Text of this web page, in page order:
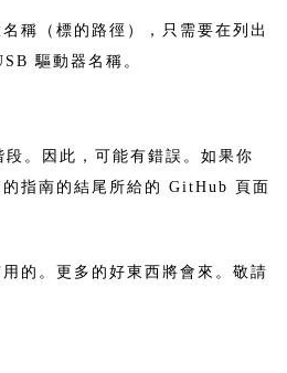
稱（標的路徑），只需要在列出
驅動器名稱。
。因此，可能有錯誤。如果你
指南的結尾所給的 GitHub 頁面
的。更多的好東西將會來。敬請